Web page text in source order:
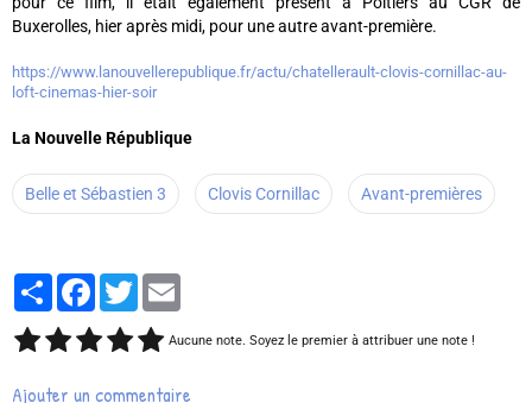
Buxerolles, hier après midi, pour une autre avant-première.
https://www.lanouvellerepublique.fr/actu/chatellerault-clovis-cornillac-au-
loft-cinemas-hier-soir
La Nouvelle République
Belle et Sébastien 3 Clovis Cornillac Avant-premières
PartagerFacebook
Twitter
Aucune note. Soyez le premier à attribuer une note !
Ajouter un commentaire